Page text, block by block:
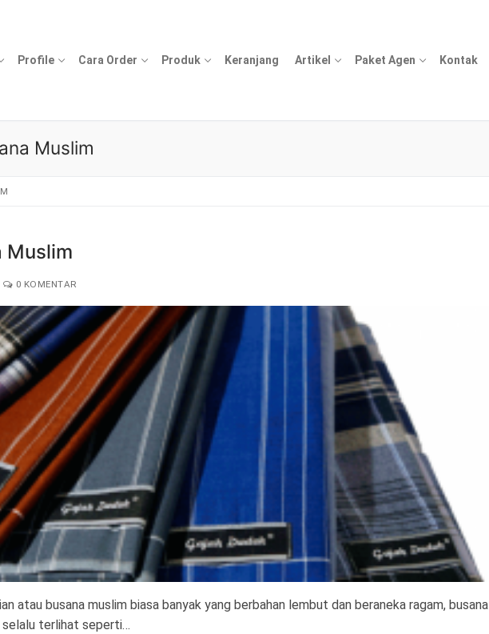
Profile Cara Order Produk Keranjang Artikel Paket Agen Kontak
Muslim
Muslim
0 KOMENTAR
atau busana muslim biasa banyak yang berbahan lembut dan beraneka ragam, busana
selalu terlihat seperti…